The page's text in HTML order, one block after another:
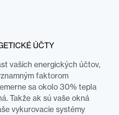
ÚČTY
vašich energických účtov,
faktorom
sa okolo 30% tepla
Takže ak sú vaše okná
vykurovacie systémy